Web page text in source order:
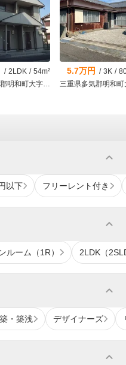
/ 2LDK / 54m²
三重県多気郡明和町大字明星
5.7万円 / 3K /
expand_more
以下 フリーレント付き
expand_more
ルーム（1R） 2LDK（
expand_more
・築浅 デザイナーズ
expand_more